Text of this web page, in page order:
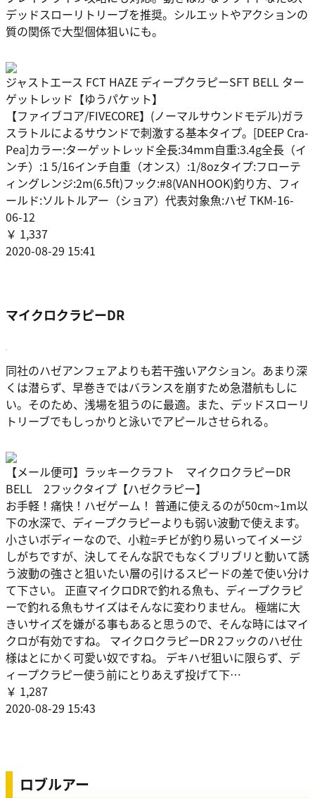
デッドスローリトリーブを推奨。シルエットやアクションの
質の関係で大型個体狙いにも。
ジャストエース FCT HAZE ディープクラピーSFT BELL ター
ゲットレッド【ゆうパケット】
【ファイブコア/FIVECORE】(ノーマルサウンドモデル)ガラ
スラトルによるサウンドで刺激する基本タイプ。[DEEP Cra-
Pea]カラー:ターゲットレッド全長:34mm自重:3.4g全長（イ
ンチ）:1 5/16インチ自重（オンス）:1/8ozタイプ:フローテ
ィングレンジ:2m(6.5ft)フック:#8(VANHOOK)釣り方、フィ
ールド:ソルトルアー（ショア）代表対象魚:ハゼ TKM-16-
06-12
￥ 1,337
2020-08-29 15:41
マイクロクラピーDR
同社のハゼアンフェアよりも若干強いアクション。あまり深
くは潜らず、早巻きではバランスを崩すため急潜航もしに
い。そのため、浅場を狙うのに最適。また、デッドスローリ
トリーブでもしっかりと泳いでアピールさせられる。
【メール便可】ラッキークラフト マイクロクラピーDR
BELL 2フックタイプ【ハゼクラピー】
お手軽！痛快！ハゼゲーム！ 普通に使えるのが50cm~1m以
下の水深で、ディープクラピーよりも弱い波動で使えます。
小さいボディーなので、小粒=チビが釣り易いってイメージ
しがちですが、決してそんな訳でもなくブリブリと動いて誘
う波動の強さと狙いたい層の引けるスピードの差で使い分け
て下さい。 正直マイクロDRで釣れる魚も、ディープクラピ
ーで釣れる魚もサイズはそんなに変わりません。 極端に大
きいサイズを嫌がる事もあると思うので、そんな時にはマイ
クロが有効ですね。 マイクロクラピーDR 2フックのハゼ仕
様はとにかく可愛い奴ですね。 デキハゼ狙いに限らず、デ
ィープクラピー使う前にとりあえず投げて下…
￥ 1,287
2020-08-29 15:43
ロブルアー